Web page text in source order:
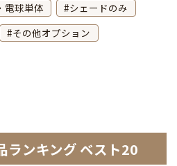
電球単体
シェードのみ
その他オプション
ランキング ベスト20